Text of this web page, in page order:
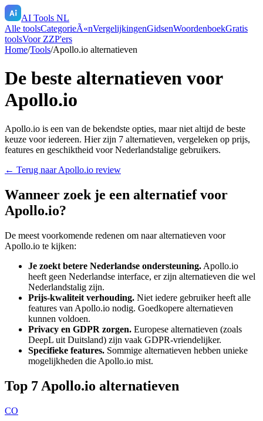
AI Tools NL
Alle toolsCategorieÃ«nVergelijkingenGidsenWoordenboekGratis
toolsVoor ZZP'ers
Home/Tools/Apollo.io alternatieven
De beste alternatieven voor
Apollo.io
Apollo.io is een van de bekendste opties, maar niet altijd de beste
keuze voor iedereen. Hier zijn 7 alternatieven, vergeleken op prijs,
features en geschiktheid voor Nederlandstalige gebruikers.
← Terug naarApollo.io review
Wanneer zoek je een alternatief voor
Apollo.io?
De meest voorkomende redenen om naar alternatieven voor
Apollo.io te kijken:
Je zoekt betere Nederlandse ondersteuning. Apollo.io
heeft geen Nederlandse interface, er zijn alternatieven die wel
Nederlandstalig zijn.
Prijs-kwaliteit verhouding. Niet iedere gebruiker heeft alle
features van Apollo.io nodig. Goedkopere alternatieven
kunnen voldoen.
Privacy en GDPR zorgen. Europese alternatieven (zoals
DeepL uit Duitsland) zijn vaak GDPR-vriendelijker.
Specifieke features. Sommige alternatieven hebben unieke
mogelijkheden die Apollo.io mist.
Top 7 Apollo.io alternatieven
CO